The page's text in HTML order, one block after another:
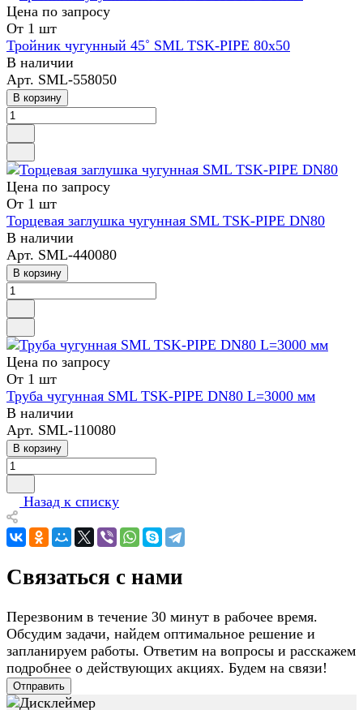
Цена по запросу
От 1 шт
Тройник чугунный 45˚ SML TSK-PIPE 80х50
В наличии
Арт. SML-558050
В корзину
Цена по запросу
От 1 шт
Торцевая заглушка чугунная SML TSK-PIPE DN80
В наличии
Арт. SML-440080
В корзину
Цена по запросу
От 1 шт
Труба чугунная SML TSK-PIPE DN80 L=3000 мм
В наличии
Арт. SML-110080
В корзину
Назад к списку
Связаться с нами
Перезвоним в течение 30 минут в рабочее время.
Обсудим задачи, найдем оптимальное решение и
запланируем работы. Ответим на вопросы и расскажем
подробнее о действующих акциях. Будем на связи!
Отправить